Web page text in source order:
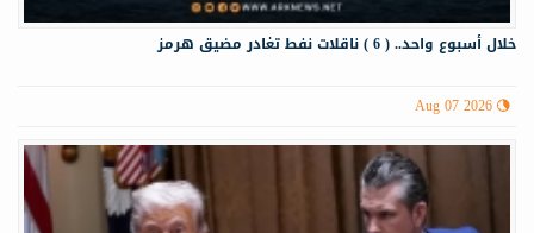
خلال أسبوع واحد.. ( 6 ) ناقلات نفط تغادر مضيق هرمز
Aug 07 2026